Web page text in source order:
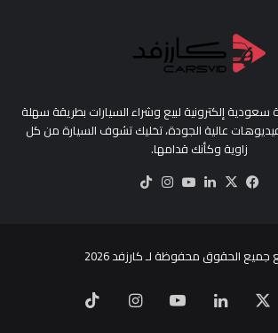
إلكترونية لبيع وشراء السيارات بطريقة سهلة
عالية الجودة، تخليك تشوف السيارة من كل
زاوية وكأنك قدامها.
فيسبوك
‫X لينكدإن‫YouTubeانستقرام
جميع الحقوق محفوظة لـكارزفد
لينكدإن ‫YouTube انستقرام